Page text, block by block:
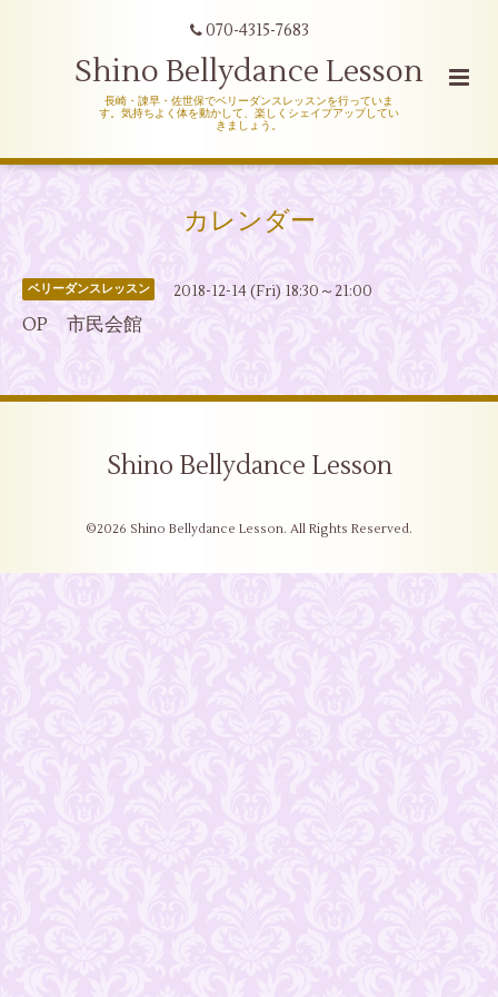
070-4315-7683
Shino Bellydance Lesson
長崎・諌早・佐世保でベリーダンスレッスンを行っていま
す。気持ちよく体を動かして、楽しくシェイプアップしてい
きましょう。
カレンダー
ベリーダンスレッスン 2018-12-14 (Fri) 18:30～21:00
OP 市民会館
Shino Bellydance Lesson
©2026 Shino Bellydance Lesson. All Rights Reserved.